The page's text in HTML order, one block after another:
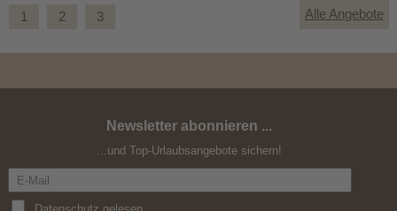
AlpineLuxe Retreat.
1 2 3 Alle Angebote
Newsletter abonnieren ...
...und Top-Urlaubsangebote sichern!